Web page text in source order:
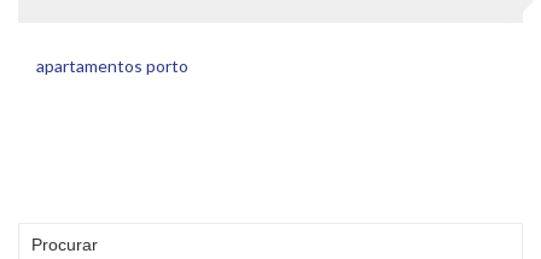
apartamentos porto